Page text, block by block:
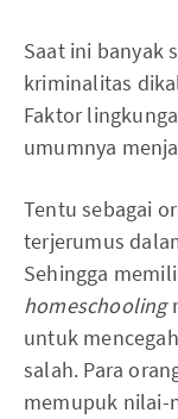
Saat ini banyak
kriminalitas
Faktor
umumnya
Tentu sebagai
terjerumus
Sehingga
homeschooling
untuk
salah. Para
memupuk nilai-